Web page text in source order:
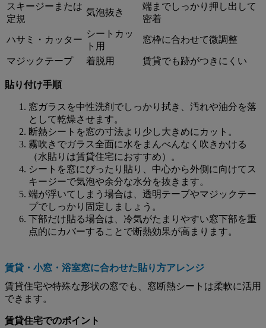
スキージーまたは
定規
気泡抜き
端までしっかり押し出して
密着
ハサミ・カッター
シートカッ
ト用
窓枠に合わせて微調整
マジックテープ 着脱用 賃貸でも跡がつきにくい
貼り付け手順
窓ガラスを中性洗剤でしっかり拭き、汚れや油分を落
として乾燥させます。
断熱シートを窓の寸法より少し大きめにカット。
霧吹きでガラス全面に水をまんべんなく吹きかける
（水貼りは賃貸住宅におすすめ）。
シートを窓にぴったり貼り、中心から外側に向けてス
キージーで気泡や余分な水分を抜きます。
端が浮いてしまう場合は、透明テープやマジックテー
プでしっかり固定しましょう。
下部だけ貼る場合は、冷気がたまりやすい窓下部を重
点的にカバーすることで断熱効果が高まります。
賃貸・小窓・浴室窓に合わせた貼り方アレンジ
賃貸住宅や特殊な形状の窓でも、窓断熱シートは柔軟に活用
できます。
賃貸住宅でのポイント